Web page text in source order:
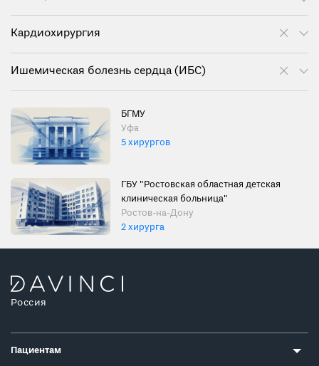
Кардиохирургия
Ишемическая болезнь сердца (ИБС)
БГМУ
Уфа
5 хирургов
ГБУ "Ростовская областная детская
клиническая больница"
Ростов-на-Дону
2 хирурга
Россия
Пациентам